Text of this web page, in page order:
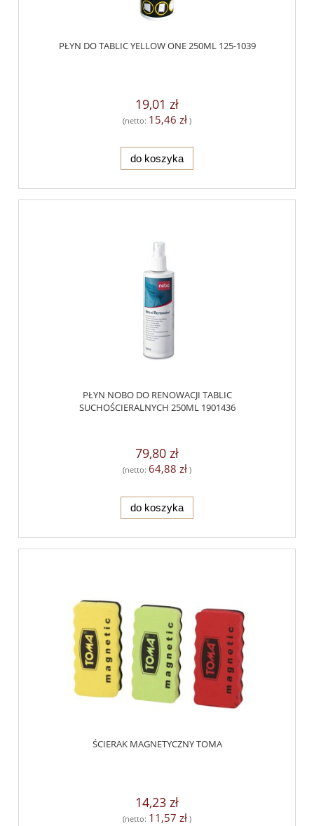
PŁYN DO TABLIC YELLOW ONE 250ML 125-1039
19,01 zł
(netto: 15,46 zł )
do koszyka
PŁYN NOBO DO RENOWACJI TABLIC
SUCHOŚCIERALNYCH 250ML 1901436
79,80 zł
(netto: 64,88 zł )
do koszyka
ŚCIERAK MAGNETYCZNY TOMA
14,23 zł
(netto: 11,57 zł )